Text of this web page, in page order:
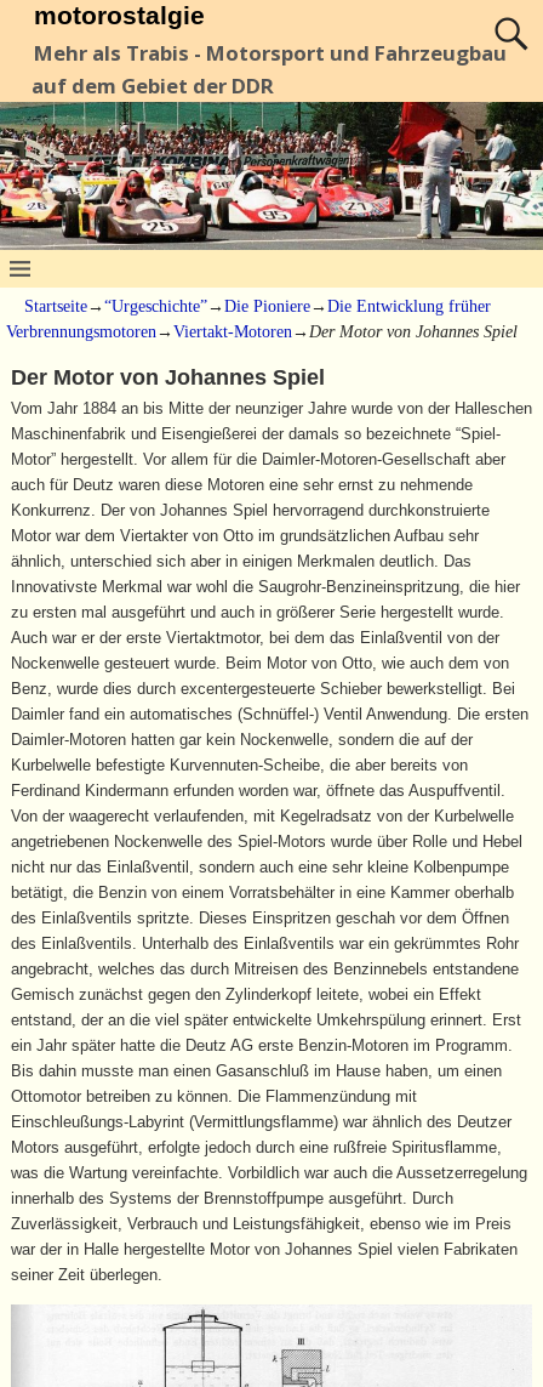
motorostalgie
Mehr als Trabis - Motorsport und Fahrzeugbau
auf dem Gebiet der DDR
Startseite→ “Urgeschichte”→ Die Pioniere→ Die Entwicklung früher
Verbrennungsmotoren → Viertakt-Motoren → Der Motor von Johannes Spiel
Der Motor von Johannes Spiel
Vom Jahr 1884 an bis Mitte der neunziger Jahre wurde von der Halleschen
Maschinenfabrik und Eisengießerei der damals so bezeichnete “Spiel-
Motor” hergestellt. Vor allem für die Daimler-Motoren-Gesellschaft aber
auch für Deutz waren diese Motoren eine sehr ernst zu nehmende
Konkurrenz. Der von Johannes Spiel hervorragend durchkonstruierte
Motor war dem Viertakter von Otto im grundsätzlichen Aufbau sehr
ähnlich, unterschied sich aber in einigen Merkmalen deutlich. Das
Innovativste Merkmal war wohl die Saugrohr-Benzineinspritzung, die hier
zu ersten mal ausgeführt und auch in größerer Serie hergestellt wurde.
Auch war er der erste Viertaktmotor, bei dem das Einlaßventil von der
Nockenwelle gesteuert wurde. Beim Motor von Otto, wie auch dem von
Benz, wurde dies durch excentergesteuerte Schieber bewerkstelligt. Bei
Daimler fand ein automatisches (Schnüffel-) Ventil Anwendung. Die ersten
Daimler-Motoren hatten gar kein Nockenwelle, sondern die auf der
Kurbelwelle befestigte Kurvennuten-Scheibe, die aber bereits von
Ferdinand Kindermann erfunden worden war, öffnete das Auspuffventil.
Von der waagerecht verlaufenden, mit Kegelradsatz von der Kurbelwelle
angetriebenen Nockenwelle des Spiel-Motors wurde über Rolle und Hebel
nicht nur das Einlaßventil, sondern auch eine sehr kleine Kolbenpumpe
betätigt, die Benzin von einem Vorratsbehälter in eine Kammer oberhalb
des Einlaßventils spritzte. Dieses Einspritzen geschah vor dem Öffnen
des Einlaßventils. Unterhalb des Einlaßventils war ein gekrümmtes Rohr
angebracht, welches das durch Mitreisen des Benzinnebels entstandene
Gemisch zunächst gegen den Zylinderkopf leitete, wobei ein Effekt
entstand, der an die viel später entwickelte Umkehrspülung erinnert. Erst
ein Jahr später hatte die Deutz AG erste Benzin-Motoren im Programm.
Bis dahin musste man einen Gasanschluß im Hause haben, um einen
Ottomotor betreiben zu können. Die Flammenzündung mit
Einschleußungs-Labyrint (Vermittlungsflamme) war ähnlich des Deutzer
Motors ausgeführt, erfolgte jedoch durch eine rußfreie Spiritusflamme,
was die Wartung vereinfachte. Vorbildlich war auch die Aussetzerregelung
innerhalb des Systems der Brennstoffpumpe ausgeführt. Durch
Zuverlässigkeit, Verbrauch und Leistungsfähigkeit, ebenso wie im Preis
war der in Halle hergestellte Motor von Johannes Spiel vielen Fabrikaten
seiner Zeit überlegen.